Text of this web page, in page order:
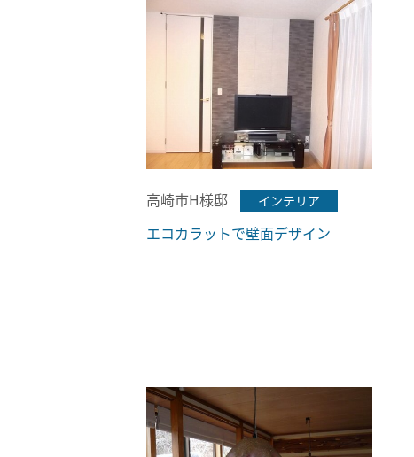
高崎市H様邸 インテリア
エコカラットで壁面デザイン